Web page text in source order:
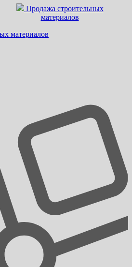
Продажа строительных
материалов
материалов